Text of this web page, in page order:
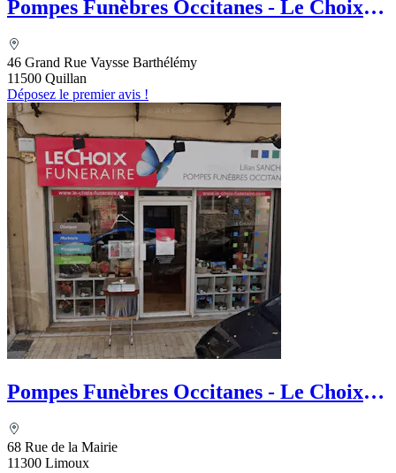
Pompes Funèbres Occitanes - Le Choix
46 Grand Rue Vaysse Barthélémy
11500 Quillan
Déposez le premier avis !
Pompes Funèbres Occitanes - Le Choix
68 Rue de la Mairie
11300 Limoux